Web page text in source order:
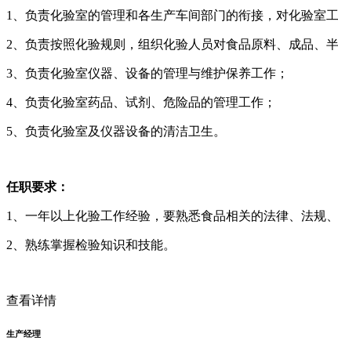
1、负责化验室的管理和各生产车间部门的衔接，对化验室
2、负责按照化验规则，组织化验人员对食品原料、成品、
3、负责化验室仪器、设备的管理与维护保养工作；
4、负责化验室药品、试剂、危险品的管理工作；
5、负责化验室及仪器设备的清洁卫生。
任职要求：
1、一年以上化验工作经验，要熟悉食品相关的法律、法规
2、熟练掌握检验知识和技能。
查看详情
生产经理